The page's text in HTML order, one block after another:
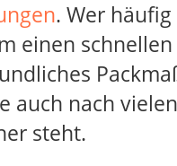
. Wer
einen
auch nach
steht.